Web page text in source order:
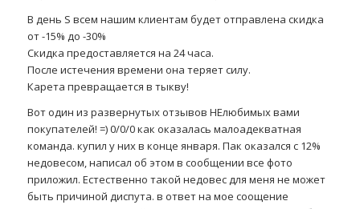
В день S всем нашим клиентам будет отправлена скидка
от -15% до -30%
Скидка предоставляется на 24 часа.
После истечения времени она теряет силу.
Карета превращается в тыкву!
Вот один из развернутых отзывов НЕлюбимых вами
покупателей! =) 0/0/0 как оказалась малоадекватная
команда. купил у них в конце января. Пак оказался с 12%
недовесом, написал об этом в сообщении все фото
приложил. Естественно такой недовес для меня не может
быть причиной диспута. в ответ на мое соощение